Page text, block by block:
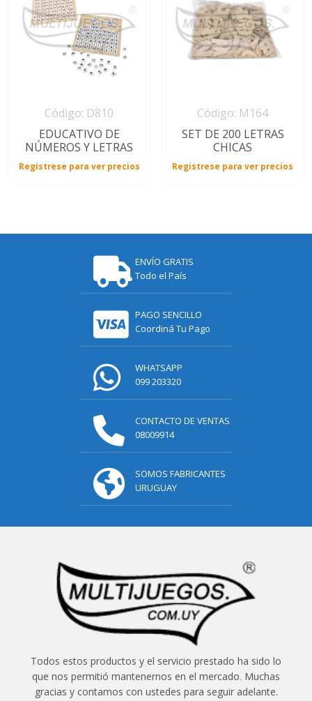
Código: D810
EDUCATIVO DE
NÚMEROS Y LETRAS
Registrese para ver precios
Código: M164
SET DE 200 LETRAS
CHICAS
Registrese para ver precios
ENVÍO GRATIS
Todo el País
PAGO SENCILLO
Coordiná Tu Pago
WHATSAPP
099 203320
CONTACTO DE VENTAS
08009914
SOMOS FABRICANTES
URUGUAY
Todos estos productos y el servicio prestado ha sido lo
que nos permitió mantenernos en el mercado. Muchas
gracias y contamos con ustedes para seguir adelante.